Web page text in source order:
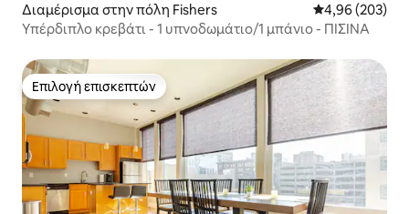
Διαμέρισμα στην πόλη Fishers Μέση
4,96 (203)
Υπέρδιπλο κρεβάτι - 1 υπνοδωμάτιο/1 μπάνιο - ΠΙΣΊΝΑ
Επιλογή επισκεπτών
Επιλογή επισκεπτών